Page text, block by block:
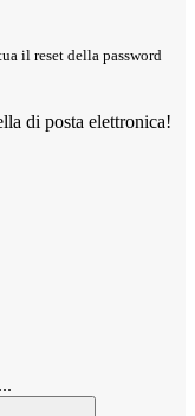
il reset della password
di posta elettronica!